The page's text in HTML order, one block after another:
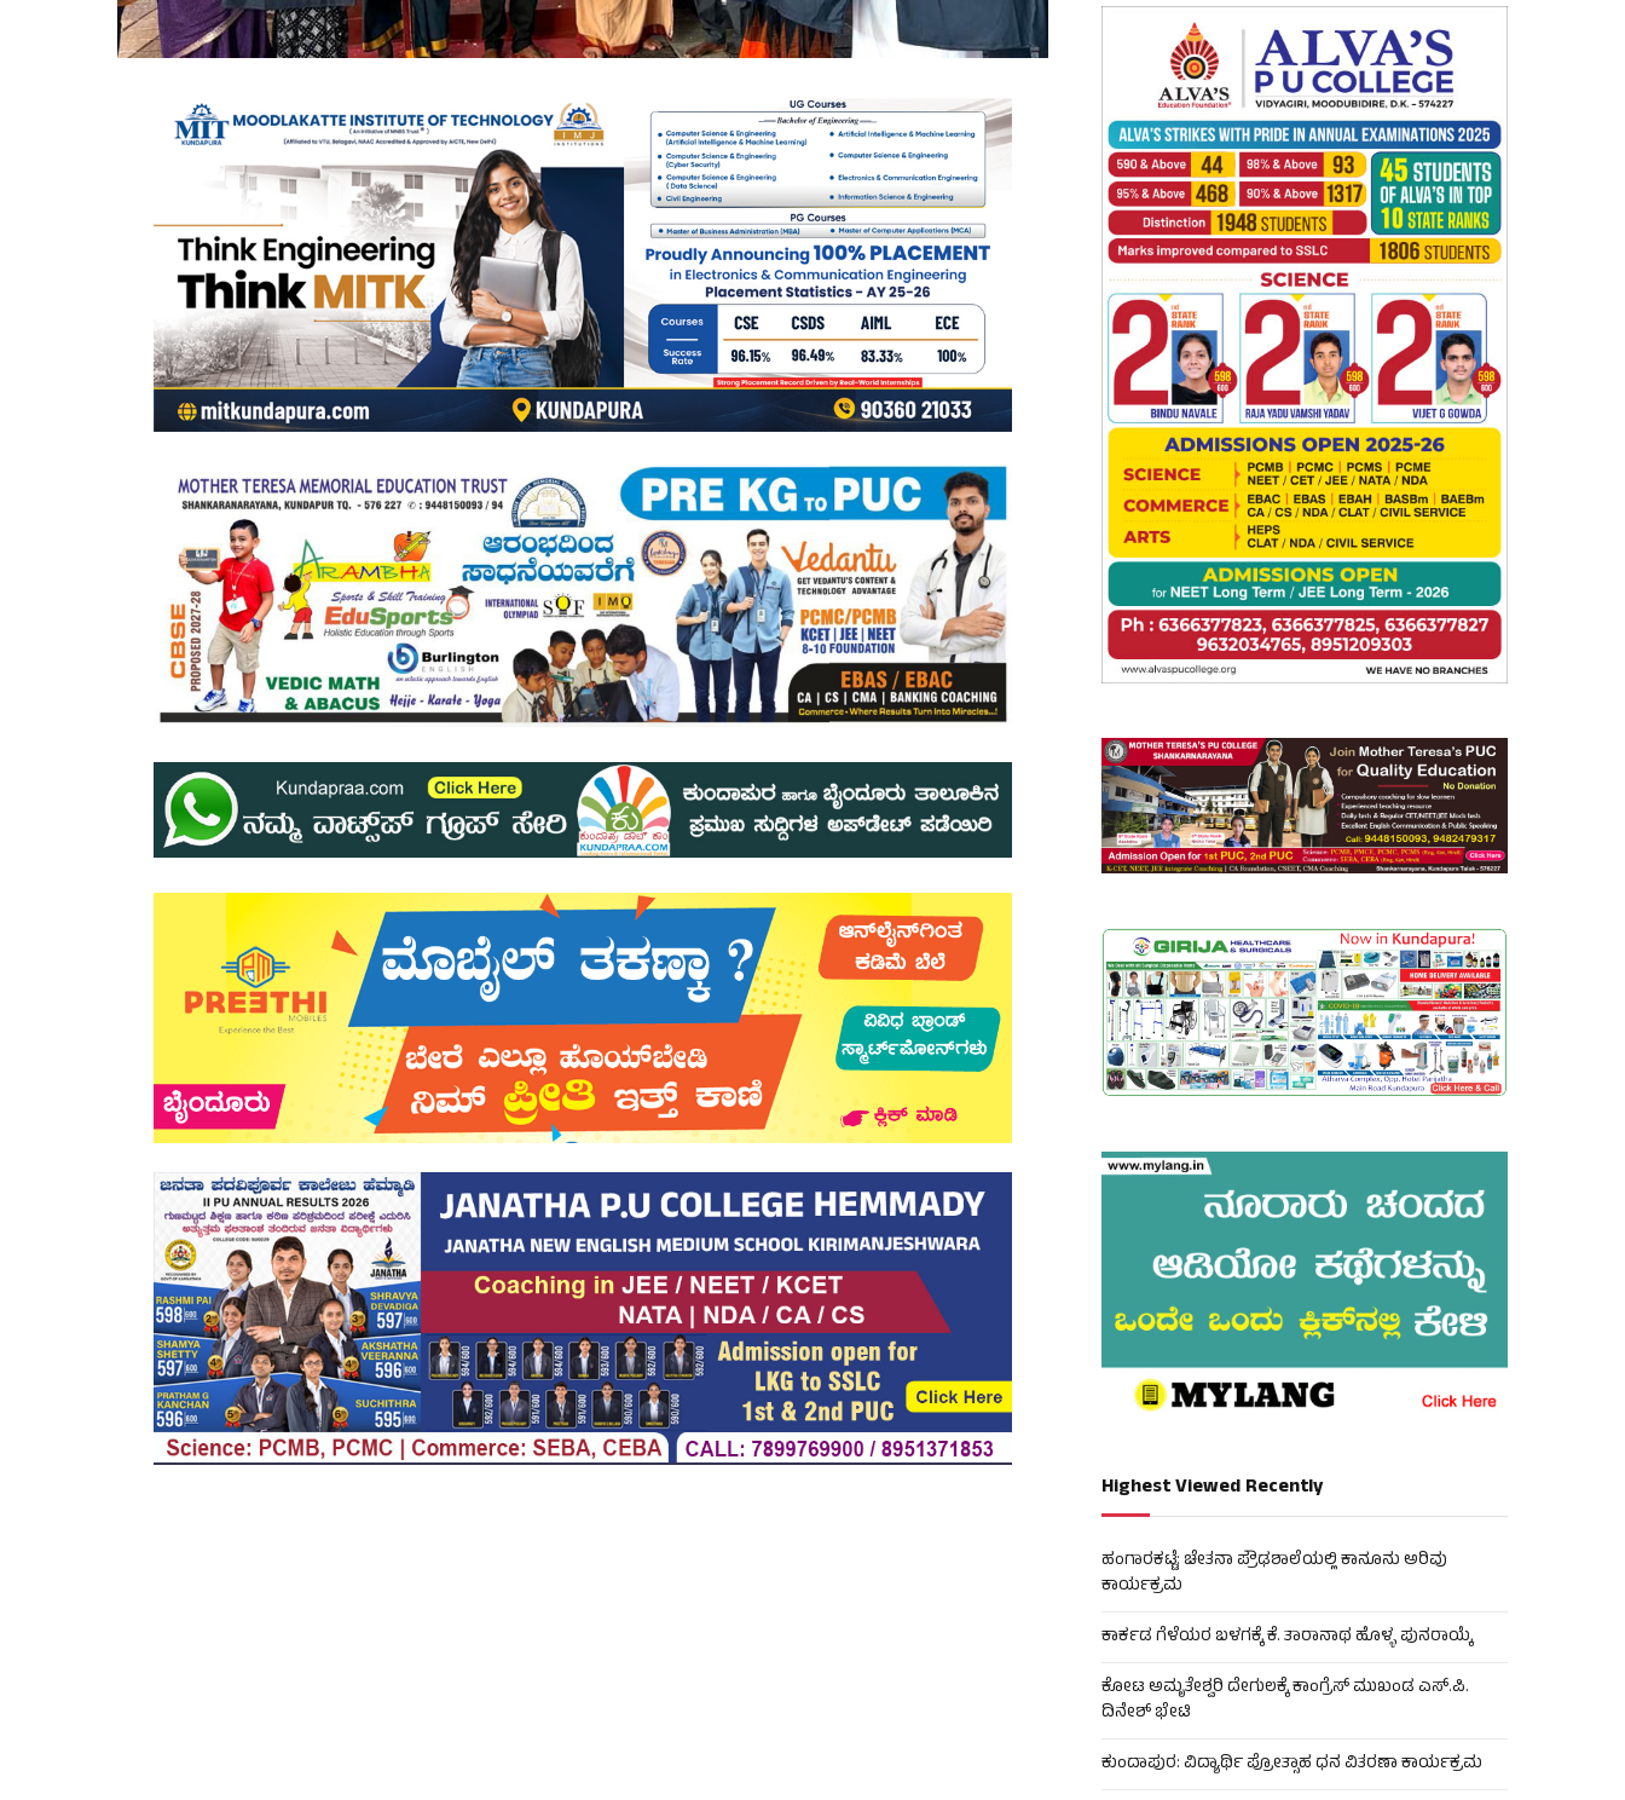
Highest Viewed Recently
ಹಂಗಾರಕಟ್ಟೆ: ಚೇತನಾ ಪ್ರೌಢಶಾಲೆಯಲ್ಲಿ ಕಾನೂನು ಅರಿವು
ಕಾರ್ಯಕ್ರಮ
ಕಾರ್ಕಡ ಗೆಳೆಯರ ಬಳಗಕ್ಕೆ ಕೆ. ತಾರಾನಾಥ ಹೊಳ್ಳ ಪುನರಾಯ್ಕೆ
ಕೋಟ ಅಮೃತೇಶ್ವರಿ ದೇಗುಲಕ್ಕೆ ಕಾಂಗ್ರೆಸ್ ಮುಖಂಡ ಎಸ್.ಪಿ.
ದಿನೇಶ್ ಭೇಟಿ
ಕುಂದಾಪುರ: ವಿದ್ಯಾರ್ಥಿ ಪ್ರೋತ್ಸಾಹ ಧನ ವಿತರಣಾ ಕಾರ್ಯಕ್ರಮ